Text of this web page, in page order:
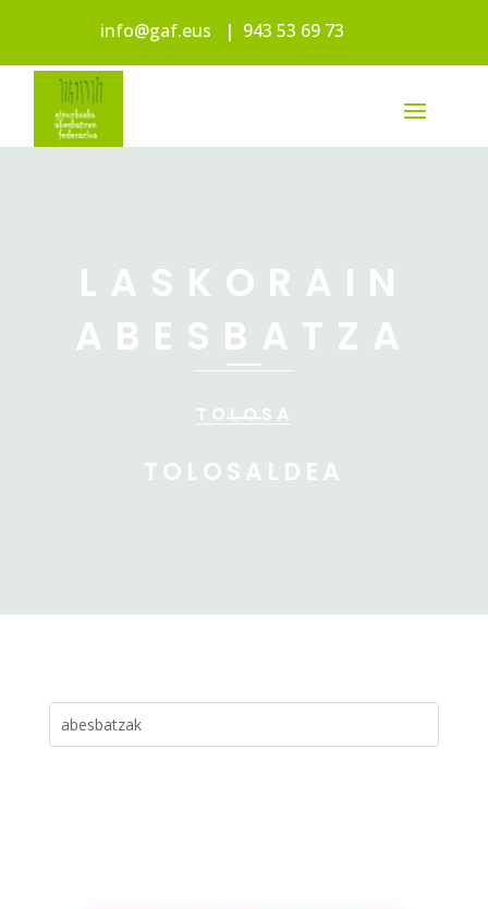
info@gaf.eus | 943 53 69 73
LASKORAIN
ABESBATZA
TOLOSA
TOLOSALDEA